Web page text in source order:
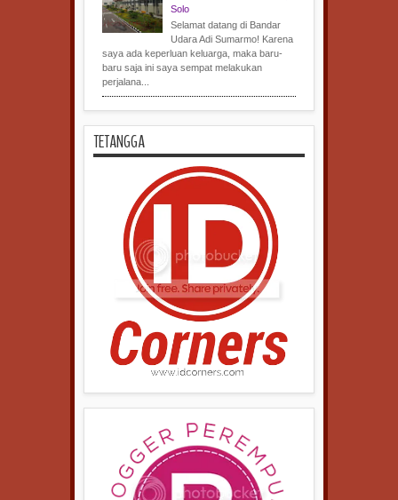
Solo
Selamat datang di Bandar
Udara Adi Sumarmo! Karena
saya ada keperluan keluarga, maka baru-
baru saja ini saya sempat melakukan
perjalana...
TETANGGA